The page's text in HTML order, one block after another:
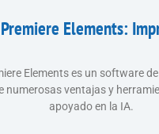
Elements:
Elements es un software
numerosas ventajas y
apoyado en la IA.